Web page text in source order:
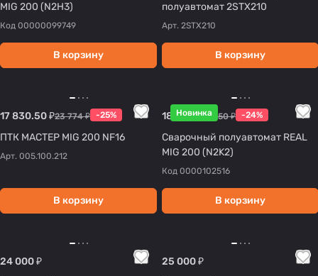
MIG 200 (N2H3)
Код 00000099749
В корзину
полуавтомат 2STX210
Арт. 2STX210
В корзину
17 830.50 ₽23 774 ₽ -25%
ПТК МАСТЕР MIG 200 NF16
Арт. 005.100.212
В корзину
Новинка
18 126 ₽23 850 ₽ -24%
Сварочный полуавтомат REAL
MIG 200 (N2K2)
Код 0000102516
В корзину
24 000 ₽
25 000 ₽